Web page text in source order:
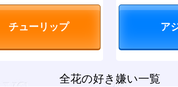
全花の好き嫌い一覧